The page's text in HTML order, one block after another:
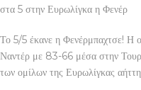
στα 5 στην Ευρωλίγκα η Φενέρ
Το 5/5 έκανε η Φενέρμπαχτσε! Η
Ναντέρ με 83-66 μέσα στην
των ομίλων της Ευρωλίγκας